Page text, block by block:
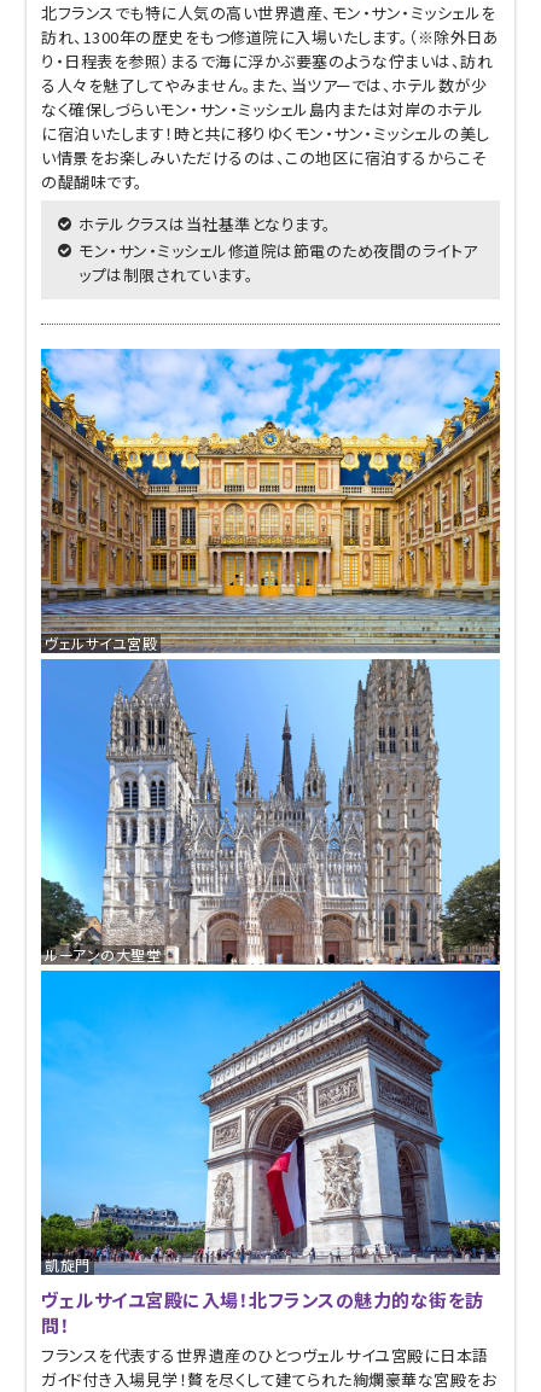
北フランスでも特に人気の高い世界遺産、モン・サン・ミッシェルを
訪れ、1300年の歴史をもつ修道院に入場いたします。（※除外日あ
り・日程表を参照）まるで海に浮かぶ要塞のような佇まいは、訪れ
る人々を魅了してやみません。また、当ツアーでは、ホテル数が少
なく確保しづらいモン・サン・ミッシェル島内または対岸のホテル
に宿泊いたします！時と共に移りゆくモン・サン・ミッシェルの美し
い情景をお楽しみいただけるのは、この地区に宿泊するからこそ
の醍醐味です。
ホテルクラスは当社基準となります。
モン・サン・ミッシェル修道院は節電のため夜間のライトア
ップは制限されています。
ヴェルサイユ宮殿
ルーアンの大聖堂
凱旋門
ヴェルサイユ宮殿に入場！北フランスの魅力的な街を訪
問！
フランスを代表する世界遺産のひとつヴェルサイユ宮殿に日本語
ガイド付き入場見学！贅を尽くして建てられた絢爛豪華な宮殿をお